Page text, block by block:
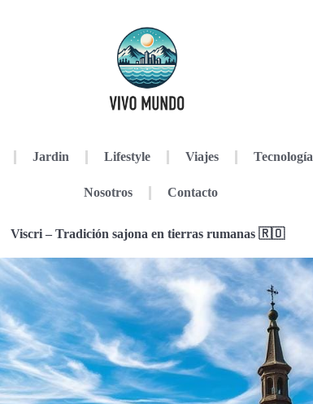
Jardin Lifestyle Viajes Tecnología
Nosotros Contacto
Viscri – Tradición sajona en tierras rumanas 🇷🇴